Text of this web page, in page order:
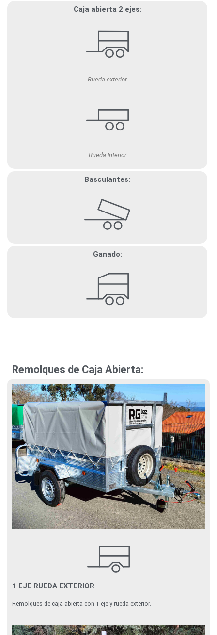
Caja abierta 2 ejes:
Rueda exterior
Rueda Interior
Basculantes:
Ganado:
Remolques de Caja Abierta:
1 EJE RUEDA EXTERIOR
Remolques de caja abierta con 1 eje y rueda exterior.